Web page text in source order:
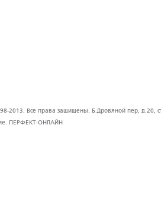
2013. Все права защищены. Б.Дровяной пер, д.20,
ПЕРФЕКТ-ОНЛАЙН